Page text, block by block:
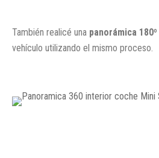
También realicé una panorámica 180º
vehículo utilizando el mismo proceso.